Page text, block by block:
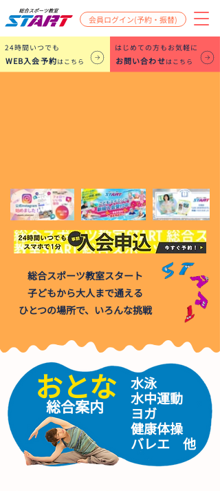
会員ログイン(予約・振替)
​24時間いつでも
WEB入会予約はこちら
はじめての方もお気軽に
お問い合わせはこちら
総合スポーツ教室スタート
子どもから大人まで通える
ひとつの場所で、いろんな挑戦
​総合案内
​おとな
水泳
水中運動
ヨガ
健康体操
バレエ 他